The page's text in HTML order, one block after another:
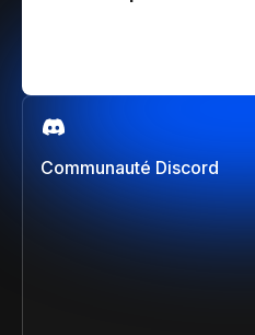
Communauté Discord